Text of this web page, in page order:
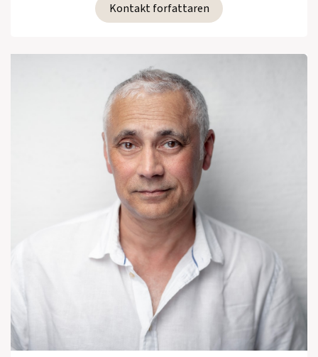
Kontakt forfattaren